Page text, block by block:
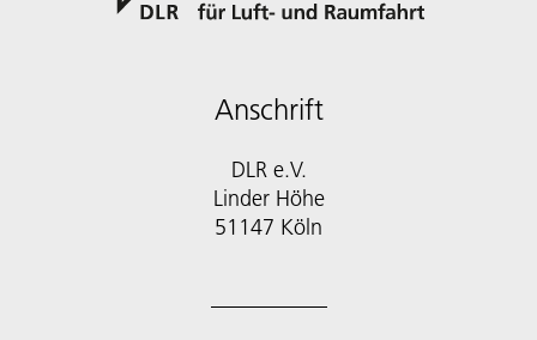
Anschrift
DLR e.V.
Linder Höhe
51147 Köln